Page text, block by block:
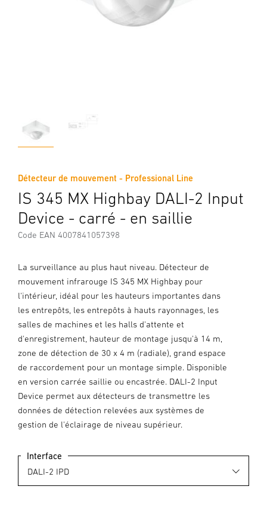
Détecteur de mouvement - Professional Line
IS 345 MX Highbay DALI-2 Input
Device - carré - en saillie
Code EAN 4007841057398
La surveillance au plus haut niveau. Détecteur de
mouvement infrarouge IS 345 MX Highbay pour
l'intérieur, idéal pour les hauteurs importantes dans
les entrepôts, les entrepôts à hauts rayonnages, les
salles de machines et les halls d'attente et
d'enregistrement, hauteur de montage jusqu'à 14 m,
zone de détection de 30 x 4 m (radiale), grand espace
de raccordement pour un montage simple. Disponible
en version carrée saillie ou encastrée. DALI-2 Input
Device permet aux détecteurs de transmettre les
données de détection relevées aux systèmes de
gestion de l'éclairage de niveau supérieur.
Interface